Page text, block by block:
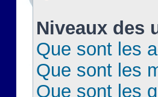
Niveaux des
Que sont les
Que sont les
Que sont les